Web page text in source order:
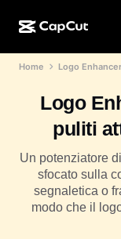
CapCut Online
CapCut Pad
CapCut Mobile
Dreamina IA
Creazione IA
Design IA
Video Studio
Generatore di
Generatore di
Funzionalità
Strumenti IA
Editor e
Editor e
Generatore e
Modelli per le
Altro
Modelli di
Informazioni
Community
Iniziative
Affiliati
Programma
Home Logo Enhancer
Logo
puliti
Un potenziatore
sfocato sulla
segnaletica o
modo che il